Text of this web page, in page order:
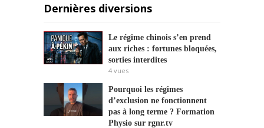
Dernières diversions
Le régime chinois s’en prend
aux riches : fortunes bloquées,
sorties interdites
4 vues
Pourquoi les régimes
d’exclusion ne fonctionnent
pas à long terme ? Formation
Physio sur rgnr.tv